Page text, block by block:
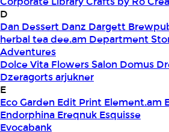
D
Dan Dessert Danz Dargett
herbal teadee.am Department
Adventures
Dolce Vita Flowers Salon Domus
Dzeragorts arjukner
E
Eco Garden Edit Print Element.am
Endorphina Ereqnuk Esquisse
Evocabank